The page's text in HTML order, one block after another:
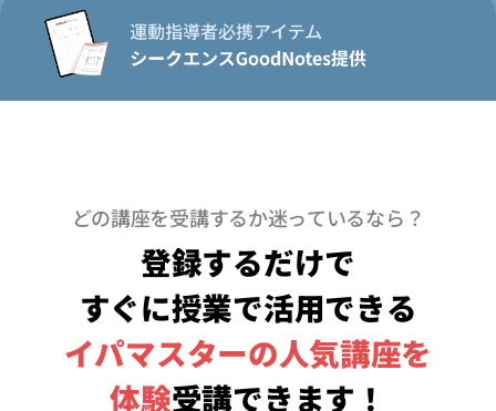
どの講座を受講するか迷っているなら？
登録するだけで
すぐに授業で活用できる
イパマスターの人気講座を
体験受講できます！